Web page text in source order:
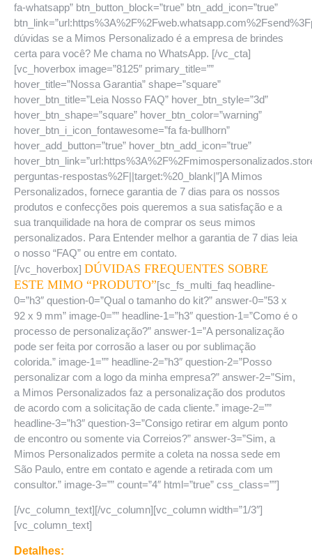
fa-whatsapp” btn_button_block=”true” btn_add_icon=”true”
dúvidas se a Mimos Personalizado é a empresa de brindes
certa para você? Me chama no WhatsApp. [/vc_cta]
[vc_hoverbox image=”8125″ primary_title=””
hover_title=”Nossa Garantia” shape=”square”
hover_btn_title=”Leia Nosso FAQ” hover_btn_style=”3d”
hover_btn_shape=”square” hover_btn_color=”warning”
hover_btn_i_icon_fontawesome=”fa fa-bullhorn”
hover_add_button=”true” hover_btn_add_icon=”true”
perguntas-respostas%2F||target:%20_blank|”]A Mimos
Personalizados, fornece garantia de 7 dias para os nossos
produtos e confecções pois queremos a sua satisfação e a
sua tranquilidade na hora de comprar os seus mimos
personalizados. Para Entender melhor a garantia de 7 dias leia
o nosso “FAQ” ou entre em contato.
[/vc_hoverbox] DÚVIDAS FREQUENTES SOBRE
ESTE MIMO “PRODUTO”[sc_fs_multi_faq headline-
0=”h3″ question-0=”Qual o tamanho do kit?” answer-0=”53 x
92 x 9 mm” image-0=”” headline-1=”h3″ question-1=”Como é o
processo de personalização?” answer-1=”A personalização
pode ser feita por corrosão a laser ou por sublimação
colorida.” image-1=”” headline-2=”h3″ question-2=”Posso
personalizar com a logo da minha empresa?” answer-2=”Sim,
a Mimos Personalizados faz a personalização dos produtos
de acordo com a solicitação de cada cliente.” image-2=””
headline-3=”h3″ question-3=”Consigo retirar em algum ponto
de encontro ou somente via Correios?” answer-3=”Sim, a
Mimos Personalizados permite a coleta na nossa sede em
São Paulo, entre em contato e agende a retirada com um
consultor.” image-3=”” count=”4″ html=”true” css_class=””]
[/vc_column_text][/vc_column][vc_column width=”1/3″]
[vc_column_text]
Detalhes: